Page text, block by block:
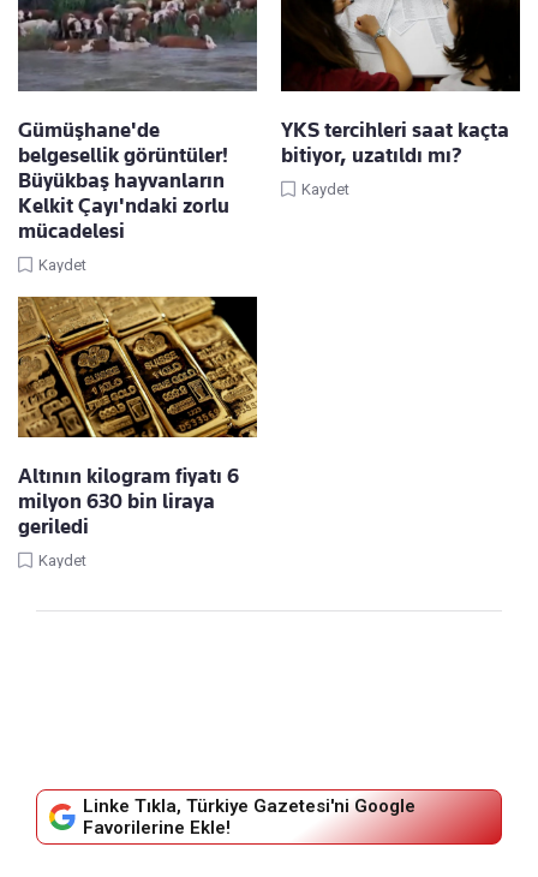
Gümüşhane'de
belgesellik görüntüler!
Büyükbaş hayvanların
Kelkit Çayı'ndaki zorlu
mücadelesi
Kaydet
YKS tercihleri saat kaçta
bitiyor, uzatıldı mı?
Kaydet
Altının kilogram fiyatı 6
milyon 630 bin liraya
geriledi
Kaydet
Linke Tıkla, Türkiye Gazetesi'ni Google
Favorilerine Ekle!